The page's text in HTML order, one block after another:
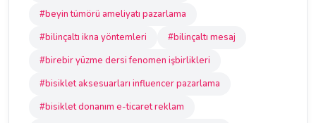
#beyin tümörü ameliyatı pazarlama
#bilinçaltı ikna yöntemleri
#bilinçaltı mesaj
#birebir yüzme dersi fenomen işbirlikleri
#bisiklet aksesuarları influencer pazarlama
#bisiklet donanım e-ticaret reklam